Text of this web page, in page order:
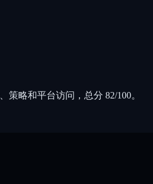
策略和平台访问，总分 82/100。